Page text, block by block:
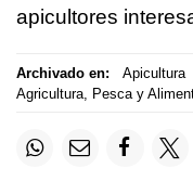
apicultores
Archivado en: Apicultura
Agricultura, Pesca y